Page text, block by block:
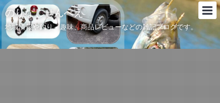
のりなしせんべえ
地域情報や釣り、趣味、商品レビューなどの雑記ブログです。